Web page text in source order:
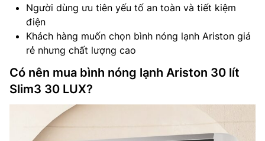
Người dùng ưu tiên yếu tố an toàn và tiết kiệm
điện
Khách hàng muốn chọn bình nóng lạnh Ariston giá
rẻ nhưng chất lượng cao
Có nên mua bình nóng lạnh Ariston 30 lít
Slim3 30 LUX?